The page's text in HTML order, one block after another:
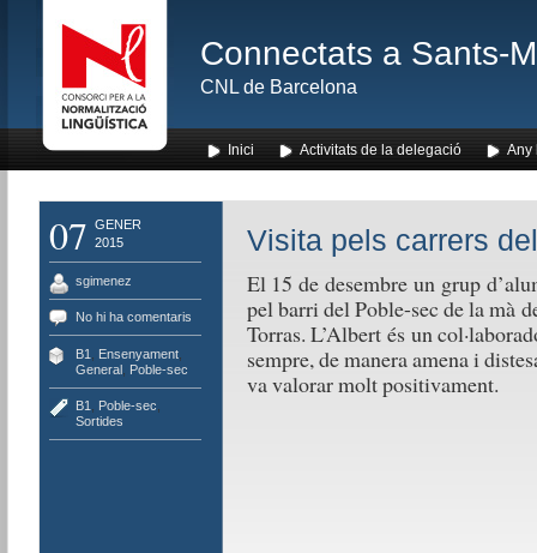
Connectats a Sants-
CNL de Barcelona
Inici Activitats de la delegació Any
07 GENER
2015
sgimenez
No hi ha comentaris
B1 Ensenyament,
General, Poble-sec
B1 Poble-sec
Sortides
Visita pels carrers
El 15 de desembre un grup
pel barri del Poble-sec de la mà
Torras. L’Albert és un
sempre, de manera amena i
va valorar molt positivament.